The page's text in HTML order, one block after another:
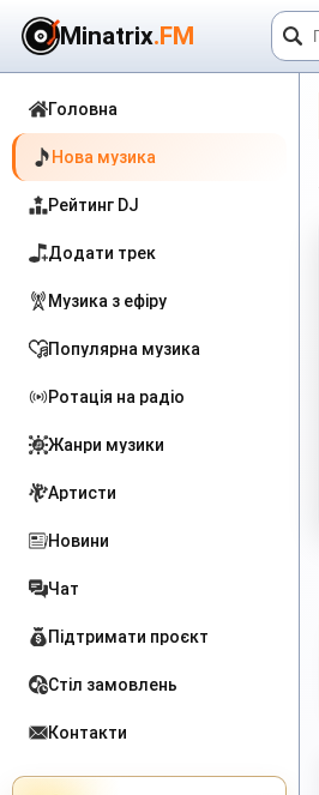
Minatrix.FM
Головна
Нова музика
Рейтинг DJ
Додати трек
Музика з ефіру
Популярна музика
Ротація на радіо
Жанри музики
Артисти
Новини
Чат
Підтримати проєкт
Стіл замовлень
Контакти